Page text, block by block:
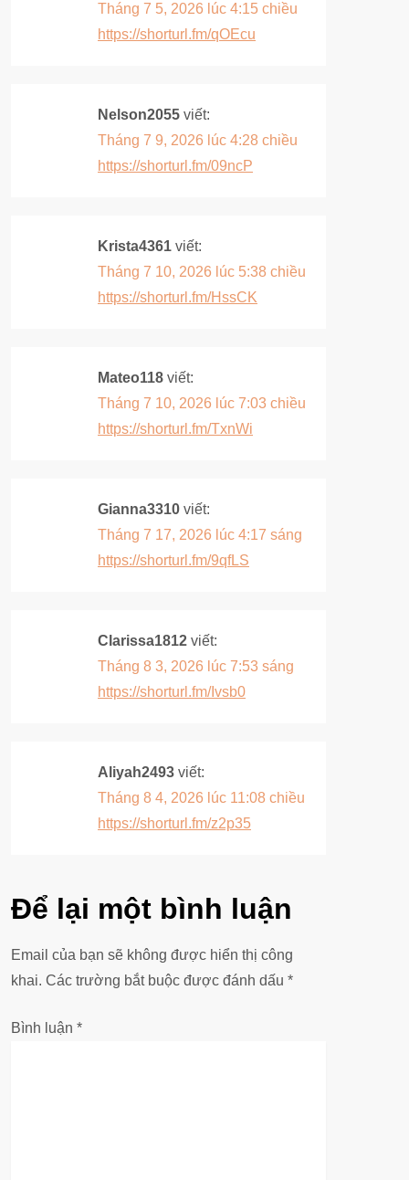
Tháng 7 5, 2026 lúc 4:15 chiều
https://shorturl.fm/qOEcu
Nelson2055 viết:
Tháng 7 9, 2026 lúc 4:28 chiều
https://shorturl.fm/09ncP
Krista4361 viết:
Tháng 7 10, 2026 lúc 5:38 chiều
https://shorturl.fm/HssCK
Mateo118 viết:
Tháng 7 10, 2026 lúc 7:03 chiều
https://shorturl.fm/TxnWi
Gianna3310 viết:
Tháng 7 17, 2026 lúc 4:17 sáng
https://shorturl.fm/9qfLS
Clarissa1812 viết:
Tháng 8 3, 2026 lúc 7:53 sáng
https://shorturl.fm/Ivsb0
Aliyah2493 viết:
Tháng 8 4, 2026 lúc 11:08 chiều
https://shorturl.fm/z2p35
Để lại một bình luận
Email của bạn sẽ không được hiển thị công
khai. Các trường bắt buộc được đánh dấu *
Bình luận *